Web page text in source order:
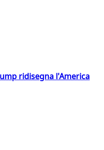
ridisegna l'America